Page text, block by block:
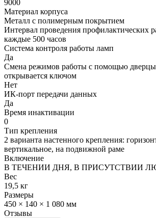
9000
Материал корпуса
Металл с полимерным покрытием
Интервал проведения профилактических
каждые 500 часов
Система контроля работы ламп
Да
Смена режимов работы с помощью
открывается ключом
Нет
ИК-порт передачи данных
Да
Время инактивации
0
Тип крепления
2 варианта настенного крепления:
вертикальное, на подвижной раме
Включение
В ТЕЧЕНИИ ДНЯ, В ПРИСУТСТВИИ
Вес
19,5 кг
Размеры
450 × 140 × 1 080 мм
Отзывы